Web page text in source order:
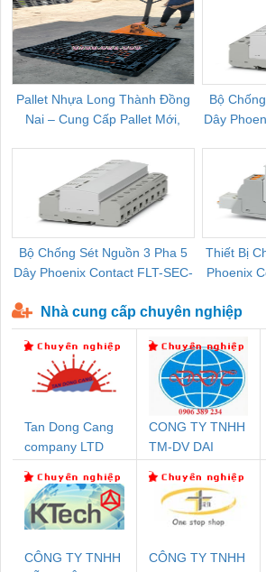
Pallet Nhựa Long Thành Đồng
Nai – Cung Cấp Pallet Mới,
Bộ
Dây
Bộ Chống Sét Nguồn 3 Pha 5
Dây Phoenix Contact FLT-SEC-
Thiết Bị
Phoenix
Nhà cung cấp chuyên nghiệp
Tan Dong Cang
company LTD
CONG TY TNHH
TM-DV DAI
CÔNG TY TNHH
CÔNG TY TNHH